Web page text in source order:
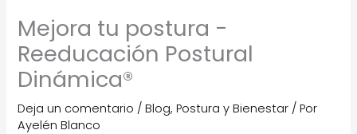
Mejora tu postura -
Reeducación Postural
Dinámica®
Deja un comentario /Blog,Postura y Bienestar / Por
Ayelén Blanco